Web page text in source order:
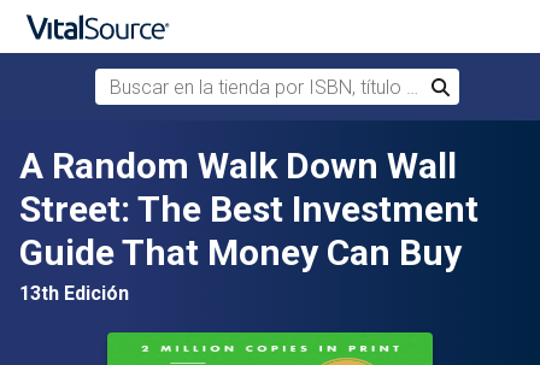
Saltar al contenido principal
Buscar en la tienda por ISBN, título o autor
Buscar
A Random Walk Down Wall
Street: The Best Investment
Guide That Money Can Buy
13th Edición